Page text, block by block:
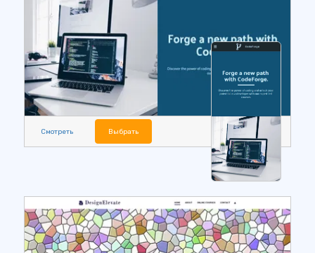
Смотреть Выбрать